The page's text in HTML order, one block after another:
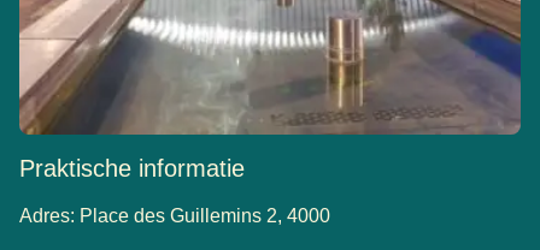
Praktische informatie
Adres: Place des Guillemins 2, 4000